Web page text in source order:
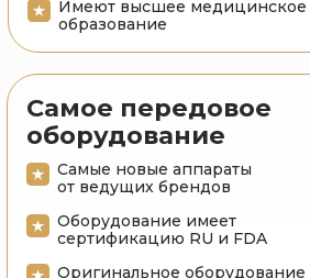
Подробнее
от
общее
Омоложение
PicoSure PRO
Подробнее
от 6000₽
любой сложности
Удаление тату
и татуажа